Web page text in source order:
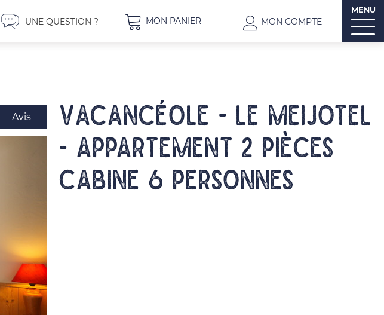
UNE QUESTION ? MON PANIER MON COMPTE
MENU
Avis
Vacancéole - Le Meijotel
- Appartement 2 pièces
cabine 6 personnes